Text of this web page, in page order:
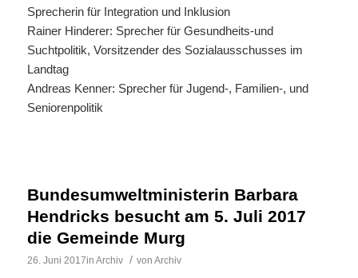
Sprecherin für Integration und Inklusion
Rainer Hinderer: Sprecher für Gesundheits-und
Suchtpolitik, Vorsitzender des Sozialausschusses im
Landtag
Andreas Kenner: Sprecher für Jugend-, Familien-, und
Seniorenpolitik
Bundesumweltministerin Barbara
Hendricks besucht am 5. Juli 2017
die Gemeinde Murg
26. Juni 2017in Archiv / von Archiv